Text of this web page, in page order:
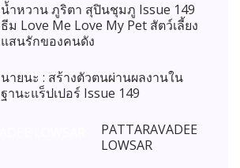
น้ำหวาน ภูริตา สุปินชุมภู Issue 149
ธีม Love Me Love My Pet สัตว์เลี้ยง
แสนรักของคนดัง
นายนะ : สร้างตัวตนผ่านผลงานใน
ฐานะแร็ปเปอร์ Issue 149
PATTARAVADEE
LOWSAR